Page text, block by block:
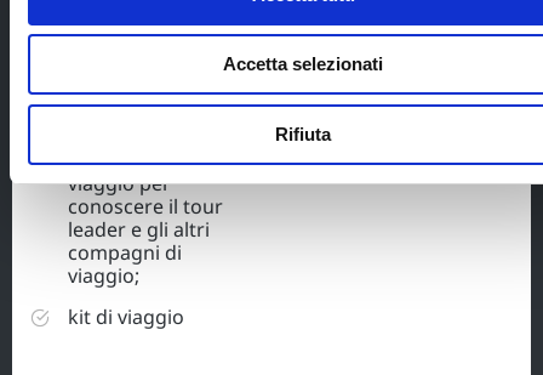
Accetta selezionati
Rifiuta
viaggio digitali ed
eco-sostenibili;
preparazione al
viaggio per
conoscere il tour
leader e gli altri
compagni di
viaggio;
kit di viaggio